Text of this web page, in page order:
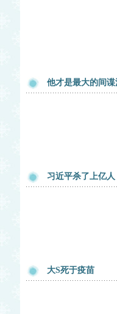
他才是最大的间谍
习近平杀了上亿人
大S死于疫苗